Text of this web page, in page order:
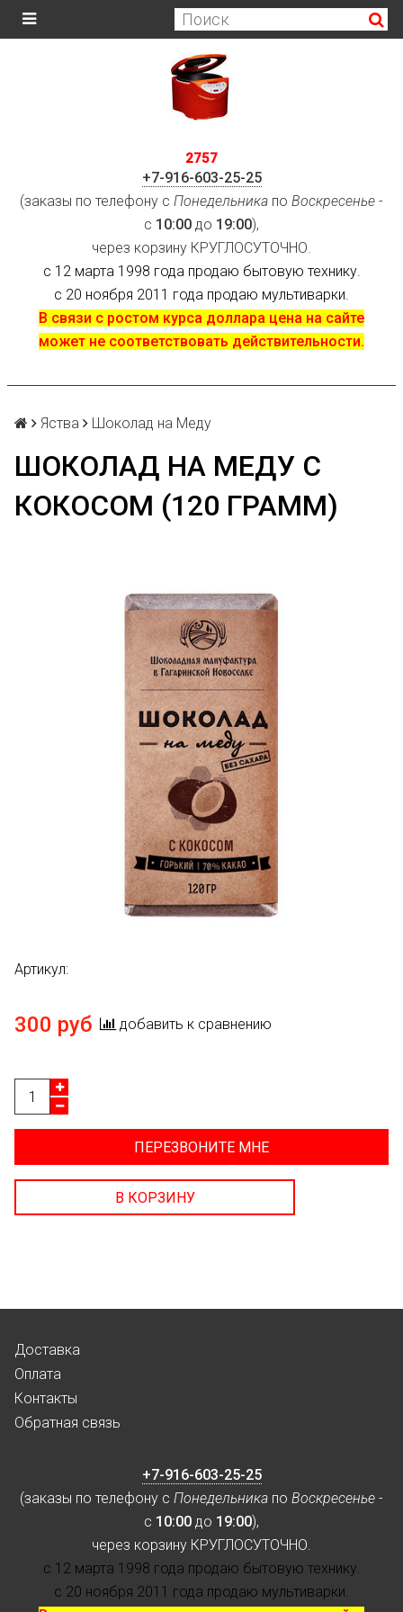
2757
+7-916-603-25-25
(заказы по телефону с Понедельника по Воскресенье -
с 10:00 до 19:00),
через корзину КРУГЛОСУТОЧНО.
с 12 марта 1998 года продаю бытовую технику.
с 20 ноября 2011 года продаю мультиварки.
В связи с ростом курса доллара цена на сайте
может не соответствовать действительности.
Яства Шоколад на Меду
ШОКОЛАД НА МЕДУ С
КОКОСОМ (120 ГРАММ)
Артикул:
300 руб добавить к сравнению
ПЕРЕЗВОНИТЕ МНЕ
В КОРЗИНУ
Доставка
Оплата
Контакты
Обратная связь
+7-916-603-25-25
(заказы по телефону с Понедельника по Воскресенье -
с 10:00 до 19:00),
через корзину КРУГЛОСУТОЧНО.
с 12 марта 1998 года продаю бытовую технику.
с 20 ноября 2011 года продаю мультиварки.